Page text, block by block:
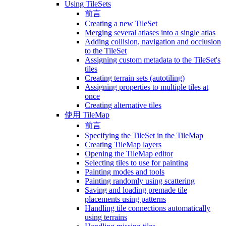
Using TileSets
前言
Creating a new TileSet
Merging several atlases into a single atlas
Adding collision, navigation and occlusion
to the TileSet
Assigning custom metadata to the TileSet's
tiles
Creating terrain sets (autotiling)
Assigning properties to multiple tiles at
once
Creating alternative tiles
使用 TileMap
前言
Specifying the TileSet in the TileMap
Creating TileMap layers
Opening the TileMap editor
Selecting tiles to use for painting
Painting modes and tools
Painting randomly using scattering
Saving and loading premade tile
placements using patterns
Handling tile connections automatically
using terrains